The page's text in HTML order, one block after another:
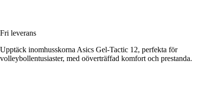
Fri leverans
Upptäck inomhusskorna Asics Gel-Tactic 12, perfekta för
volleybollentusiaster, med oöverträffad komfort och prestanda.